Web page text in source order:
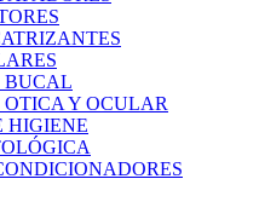
BUCAL
Y OCULAR
HIGIENE